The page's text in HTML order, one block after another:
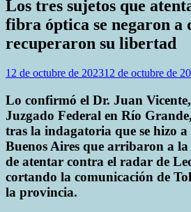
Los tres sujetos que
fibra óptica se negaron a
recuperaron su libertad
12 de octubre de 202312 de octubre de
Lo confirmó el Dr. Juan
Juzgado Federal en Río
tras la indagatoria que se hizo a
Buenos Aires que arribaron a
de atentar contra el radar de
cortando la comunicación de
la provincia.